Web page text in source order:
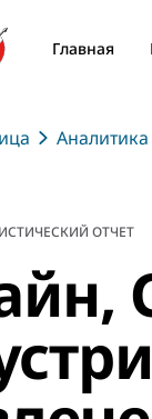
Главная
ОТЧЕТ